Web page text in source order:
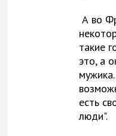
А во
такие
это, а
есть
люди".